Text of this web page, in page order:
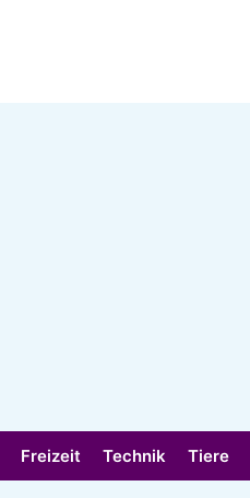
Freizeit Technik Tiere